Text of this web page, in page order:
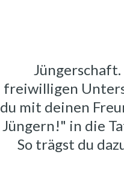
freiwilligen
du mit deinen
Jüngern!" in die
So trägst du